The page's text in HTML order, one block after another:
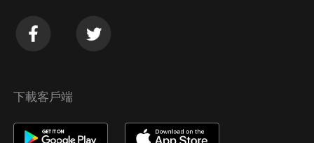
下載客戶端